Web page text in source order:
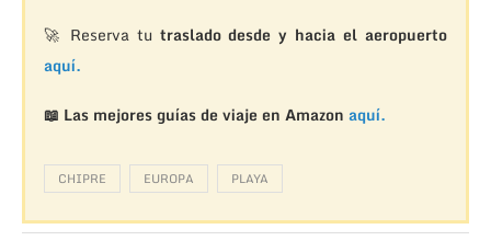
🚀 Reserva tu traslado desde y hacia el aeropuerto
aquí.
📖 Las mejores guías de viaje en Amazon aquí.
CHIPRE EUROPA PLAYA